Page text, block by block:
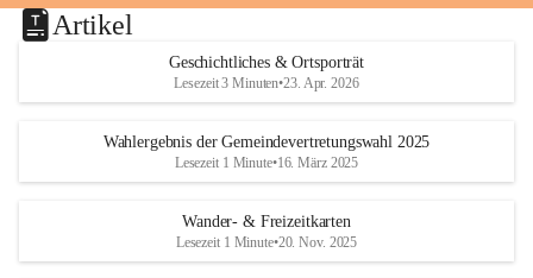
Artikel
Geschichtliches & Ortsporträt
Lesezeit 3 Minuten•23. Apr. 2026
Wahlergebnis der Gemeindevertretungswahl 2025
Lesezeit 1 Minute•16. März 2025
Wander- & Freizeitkarten
Lesezeit 1 Minute•20. Nov. 2025